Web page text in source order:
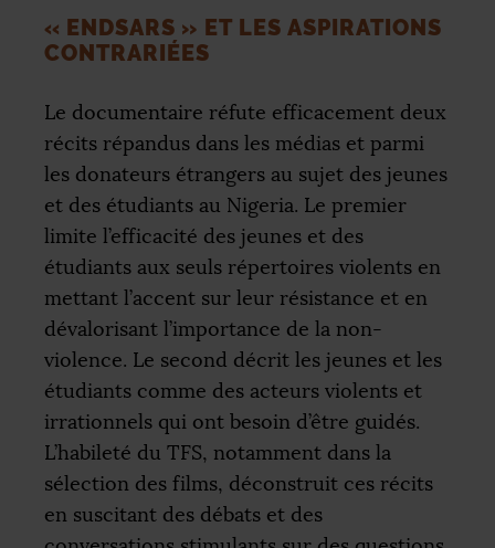
« ENDSARS » ET LES ASPIRATIONS
CONTRARIÉES
Le documentaire réfute efficacement deux
récits répandus dans les médias et parmi
les donateurs étrangers au sujet des jeunes
et des étudiants au Nigeria. Le premier
limite l’efficacité des jeunes et des
étudiants aux seuls répertoires violents en
mettant l’accent sur leur résistance et en
dévalorisant l’importance de la non-
violence. Le second décrit les jeunes et les
étudiants comme des acteurs violents et
irrationnels qui ont besoin d’être guidés.
L’habileté du TFS, notamment dans la
sélection des films, déconstruit ces récits
en suscitant des débats et des